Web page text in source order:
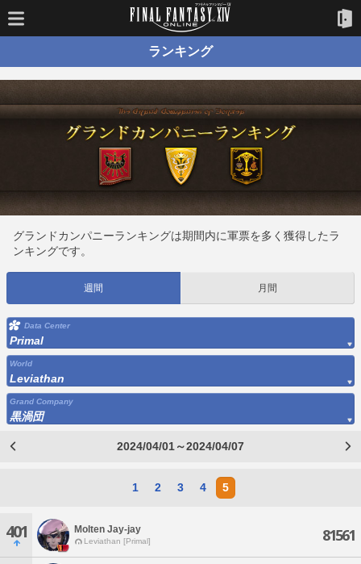
ランキング
グランドカンパニーランキングは期間内に軍票を多く獲得したラ
ンキングです。
週間 月間
Data Center
Primal
World
Leviathan
Grand Company
黒渦団
2024/04/01～2024/04/07
1 2 3 4 5
401 Molten Jay-jay
Leviathan [Primal] 81561